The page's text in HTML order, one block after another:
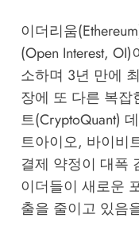
이더리움
(Open Interest,
소하며 3년 만에
장에 또 다른 복잡
트(CryptoQuant)
트아이오, 바이비
결제 약정이 대폭
이더들이 새로운
출을 줄이고 있음